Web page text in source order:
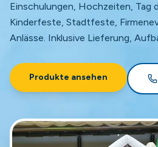
Einschulungen, Hochzeiten, Tag
Kinderfeste, Stadtfeste,
Anlässe. Inklusive Lieferung,
Produkte ansehen